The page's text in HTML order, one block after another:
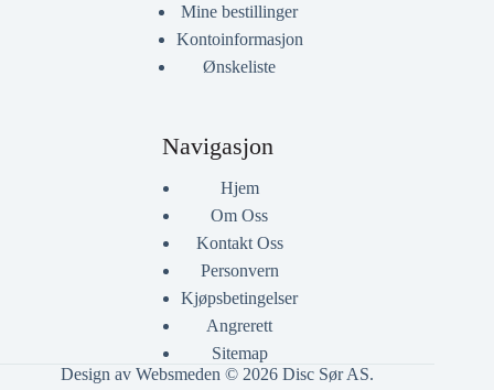
Mine bestillinger
Kontoinformasjon
Ønskeliste
Navigasjon
Hjem
Om Oss
Kontakt Oss
Personvern
Kjøpsbetingelser
Angrerett
Sitemap
Design av Websmeden © 2026 Disc Sør AS.